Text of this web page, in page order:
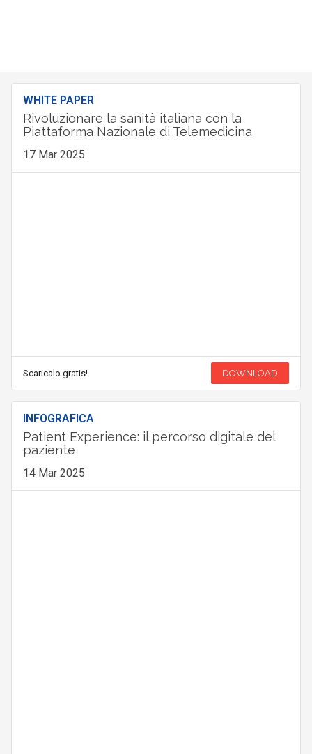
WHITE PAPER
Rivoluzionare la sanità italiana con la
Piattaforma Nazionale di Telemedicina
17 Mar 2025
Scaricalo gratis! DOWNLOAD
INFOGRAFICA
Patient Experience: il percorso digitale del
paziente
14 Mar 2025